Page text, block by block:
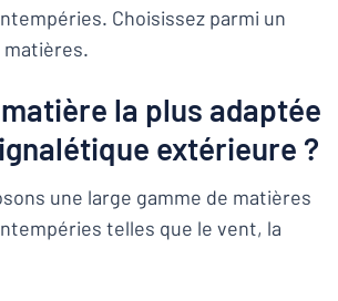
Choisissez parmi un
matières.
la plus adaptée
extérieure ?
une large gamme de matières
telles que le vent, la